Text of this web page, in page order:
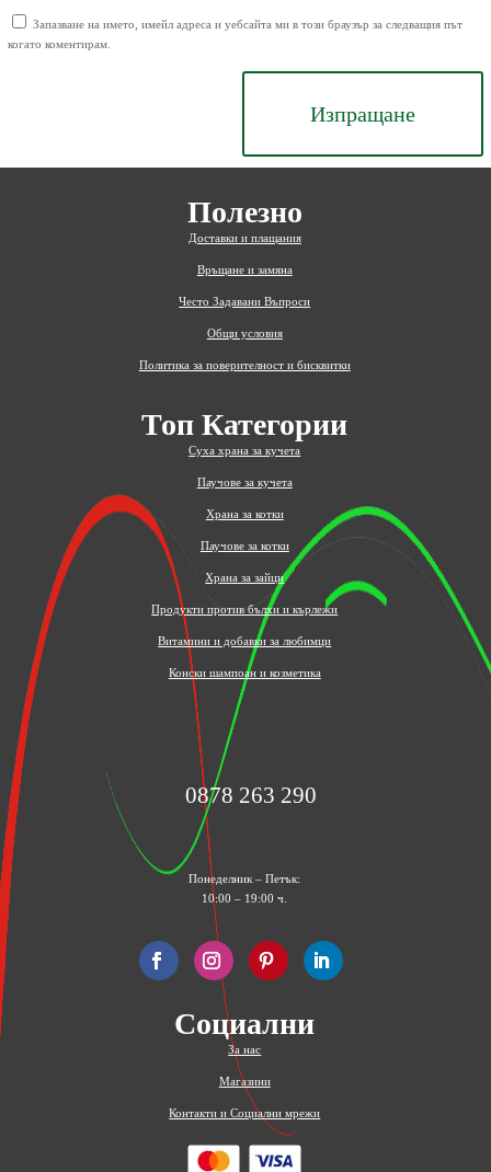
Запазване на името, имейл адреса и уебсайта ми в този браузър за следващия път
когато коментирам.
Изпращане
Полезно
Доставки и плащания
Връщане и замяна
Често Задавани Въпроси
Общи условия
Политика за поверителност и бисквитки
Топ Категории
Суха храна за кучета
Паучове за кучета
Храна за котки
Паучове за котки
Храна за зайци
Продукти против бълхи и кърлежи
Витамини и добавки за любимци
Конски шампоан и козметика
0878 263 290
Понеделник – Петък:
10:00 – 19:00 ч.
Социални
За нас
Магазини
Контакти и Социални мрежи